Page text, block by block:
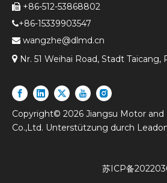
 +86-512-53868802
+86-15339903547
 wangzhe@dlmd.cn
 Nr. 51 Weihai Road, Stadt Taicang,
Copyright© 2026 Jiangsu Motor
Co.,Ltd. Unterstützung durch
苏ICP备